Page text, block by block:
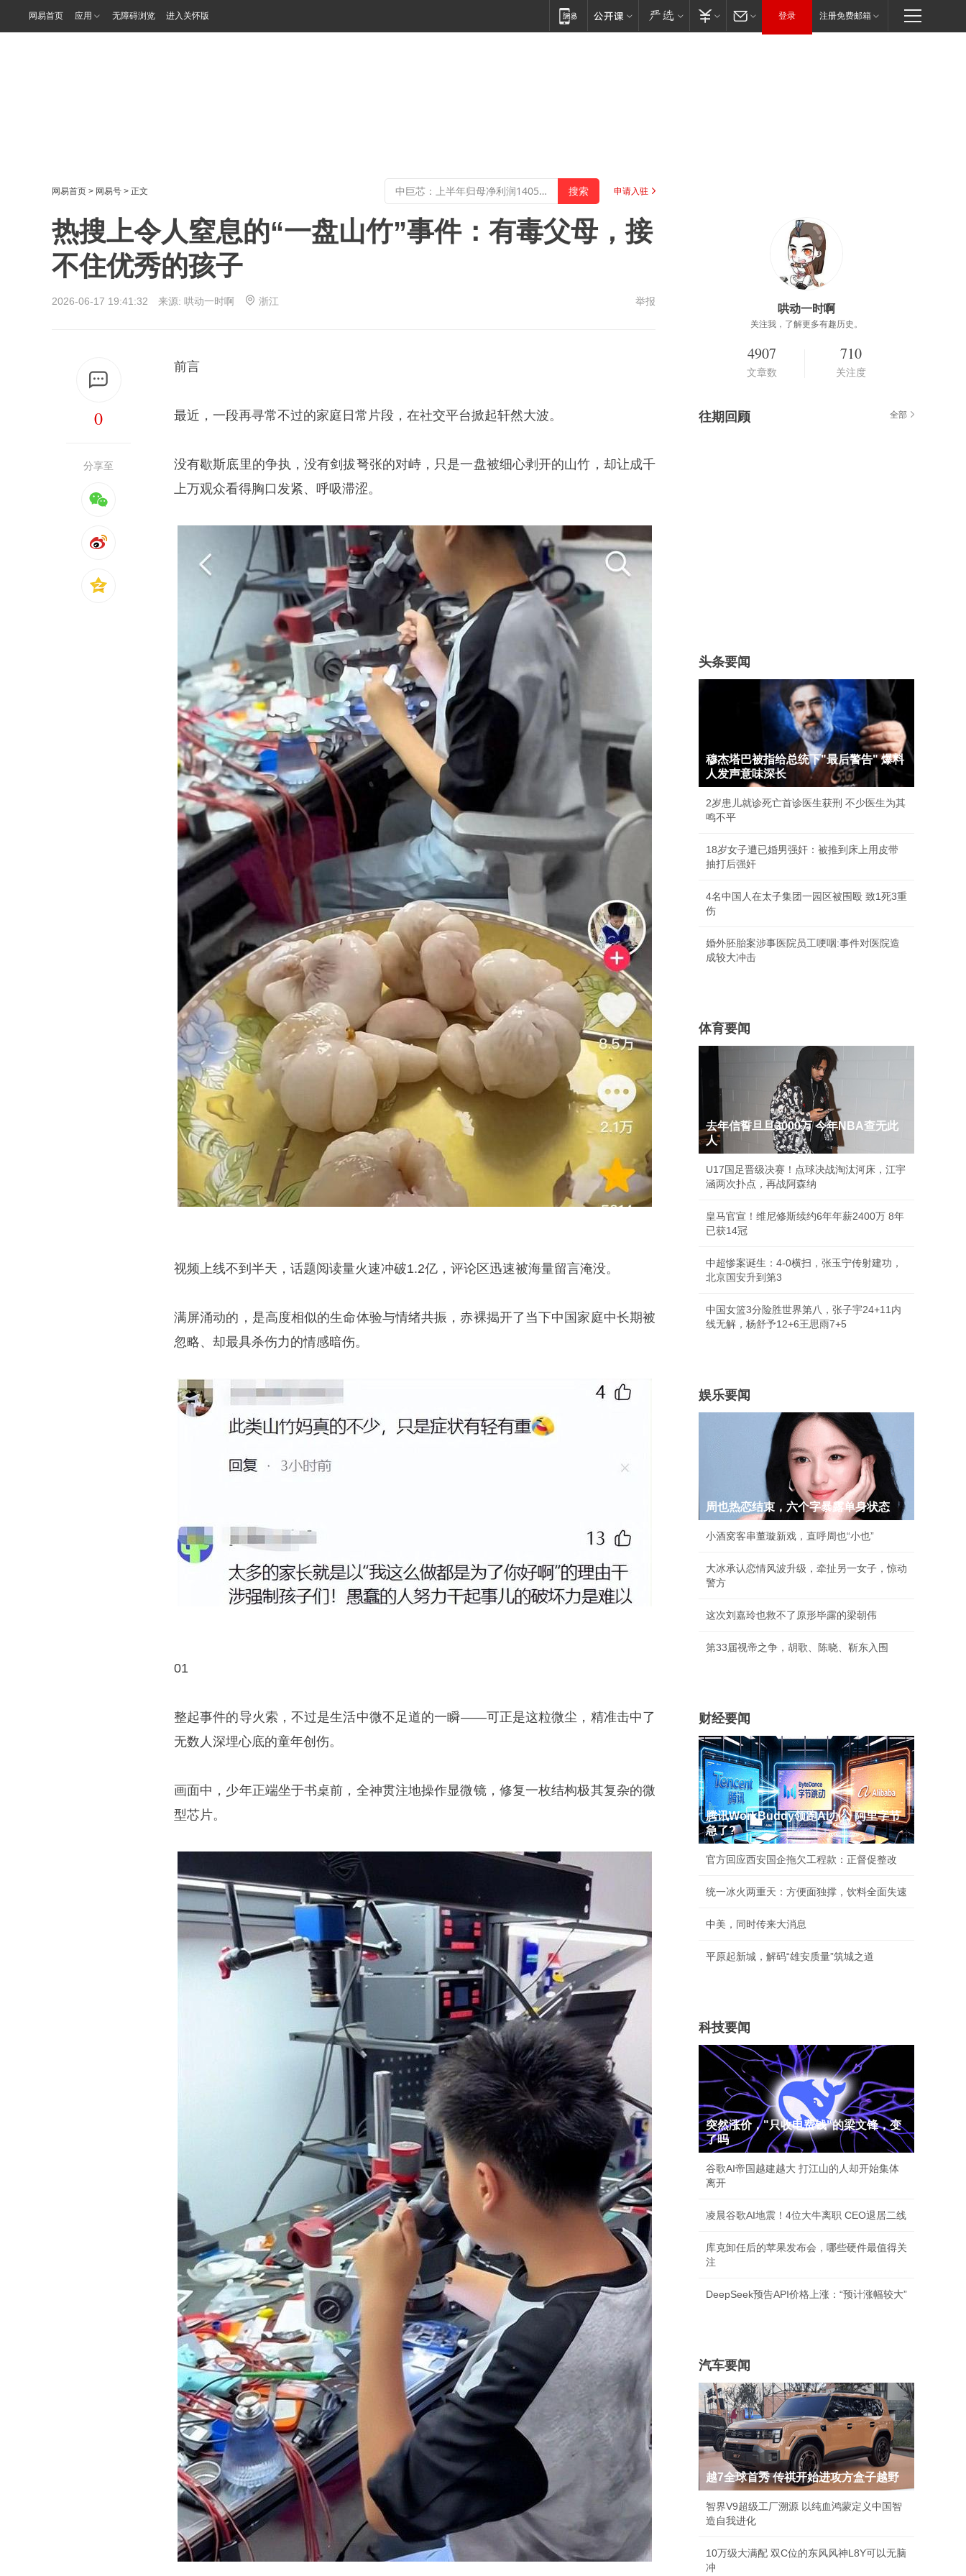
网易首页 应用 无障碍浏览 进入关怀版 登录 注册免费邮箱
网易首页 > 网易号 > 正文 申请入驻
热搜上令人窒息的“一盘山竹”事件：有毒父母，接
不住优秀的孩子
2026-06-17 19:41:32 来源: 哄动一时啊 浙江 举报
0
分享至
前言
最近，一段再寻常不过的家庭日常片段，在社交平台掀起轩然大波。
没有歇斯底里的争执，没有剑拔弩张的对峙，只是一盘被细心剥开的山竹，却让成千
上万观众看得胸口发紧、呼吸滞涩。
视频上线不到半天，话题阅读量火速冲破1.2亿，评论区迅速被海量留言淹没。
满屏涌动的，是高度相似的生命体验与情绪共振，赤裸揭开了当下中国家庭中长期被
忽略、却最具杀伤力的情感暗伤。
01
整起事件的导火索，不过是生活中微不足道的一瞬——可正是这粒微尘，精准击中了
无数人深埋心底的童年创伤。
画面中，少年正端坐于书桌前，全神贯注地操作显微镜，修复一枚结构极其复杂的微
型芯片。
哄动一时啊
关注我，了解更多有趣历史。
4907
文章数
710
关注度
往期回顾 全部
头条要闻
穆杰塔巴被指给总统下"最后警告" 爆料
人发声意味深长
2岁患儿就诊死亡首诊医生获刑 不少医生为其
鸣不平
18岁女子遭已婚男强奸：被推到床上用皮带
抽打后强奸
4名中国人在太子集团一园区被围殴 致1死3重
伤
婚外胚胎案涉事医院员工哽咽:事件对医院造
成较大冲击
体育要闻
去年信誓旦旦3000万 今年NBA查无此
人
U17国足晋级决赛！点球决战淘汰河床，江宇
涵两次扑点，再战阿森纳
皇马官宣！维尼修斯续约6年年薪2400万 8年
已获14冠
中超惨案诞生：4-0横扫，张玉宁传射建功，
北京国安升到第3
中国女篮3分险胜世界第八，张子宇24+11内
线无解，杨舒予12+6王思雨7+5
娱乐要闻
周也热恋结束，六个字暴露单身状态
小酒窝客串董璇新戏，直呼周也“小也”
大冰承认恋情风波升级，牵扯另一女子，惊动
警方
这次刘嘉玲也救不了原形毕露的梁朝伟
第33届视帝之争，胡歌、陈晓、靳东入围
财经要闻
腾讯WorkBuddy领跑AI办公 阿里字节
急了?
官方回应西安国企拖欠工程款：正督促整改
统一冰火两重天：方便面独撑，饮料全面失速
中美，同时传来大消息
平原起新城，解码“雄安质量”筑城之道
科技要闻
突然涨价，"只收电费钱"的梁文锋，变
了吗
谷歌AI帝国越建越大 打江山的人却开始集体
离开
凌晨谷歌AI地震！4位大牛离职 CEO退居二线
库克卸任后的苹果发布会，哪些硬件最值得关
注
DeepSeek预告API价格上涨：“预计涨幅较大”
汽车要闻
越7全球首秀 传祺开始进攻方盒子越野
智界V9超级工厂溯源 以纯血鸿蒙定义中国智
造自我进化
10万级大满配 双C位的东风风神L8Y可以无脑
冲